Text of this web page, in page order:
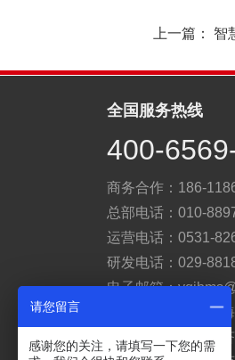
上一篇： 智
全国服务热线
400-
商务合作：186-
总部电话：010-
运营电话：0531-
研发电话：029-
电子邮箱：
总部地址：北京市
运营地址：山东省
请您留言
感谢您的关注，请填写一下您的需